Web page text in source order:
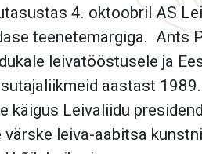
4. oktoobril AS
teenetemärgiga. Ants
leivatööstusele ja
aastast
käigus Leivaliidu
värske leiva-aabitsa